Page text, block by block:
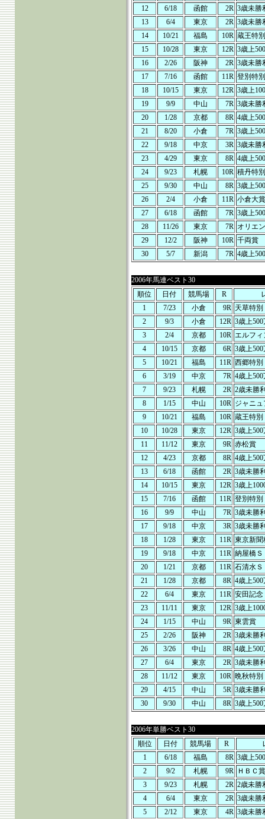
12
6/18 函館 2R 3歳未勝
13
6/4 東京 2R 3歳未勝
14
10/21 福島 10R 蔵王特別
15
10/28 東京 12R 3歳上
16
2/26 阪神 2R 3歳未勝
17
7/16 函館 11R 登別特別
18
10/15 東京 12R 3歳上
19
9/9 中山 7R 3歳未勝
20
1/28 京都 8R 4歳上
21
8/20 小倉 7R 3歳上
22
9/18 中京 3R 3歳未勝
23
4/29 東京 8R 4歳上
24
9/23 札幌 10R 積丹特別
25
9/30 中山 8R 3歳上
26
2/4 小倉 11R 小倉大
27
6/18 函館 7R 3歳上
28
11/26 東京 7R オリエ
29
12/2 阪神 10R 千両賞
30
5/7 新潟 7R 4歳上
2006年馬連ベスト30
順位
日付 競馬場 R
1
7/23 小倉 9R 天草特別
2
9/3 小倉 12R 3歳上
3
2/4 京都 10R エルフィ
4
10/15 京都 6R 3歳上
5
10/21 福島 11R 西郷特別
6
3/19 中京 7R 4歳上
7
9/23 札幌 2R 2歳未勝
8
1/15 中山 10R ジャニ
9
10/21 福島 10R 蔵王特別
10
10/28 東京 12R 3歳上
11
11/12 東京 9R 赤松賞
12
4/23 京都 8R 4歳上
13
6/18 函館 2R 3歳未勝
14
10/15 東京 12R 3歳上
15
7/16 函館 11R 登別特別
16
9/9 中山 7R 3歳未勝
17
9/18 中京 3R 3歳未勝
18
1/28 東京 11R 東京新聞
19
9/18 中京 11R 納屋橋Ｓ
20
1/21 京都 11R 石清水Ｓ
21
1/28 京都 8R 4歳上
22
6/4 東京 11R 安田記念
23
11/11 東京 12R 3歳上
24
1/15 中山 9R 東雲賞
25
2/26 阪神 2R 3歳未勝
26
3/26 中山 8R 4歳上
27
6/4 東京 2R 3歳未勝
28
11/12 東京 10R 晩秋特別
29
4/15 中山 5R 3歳未勝
30
9/30 中山 8R 3歳上
2006年単勝ベスト30
順位
日付 競馬場 R
1
6/18 福島 8R 3歳上
2
9/2 札幌 9R
ＨＢＣ賞
3
9/23 札幌 2R 2歳未勝
4
6/4 東京 2R 3歳未勝
5
2/12 東京 4R 3歳未勝